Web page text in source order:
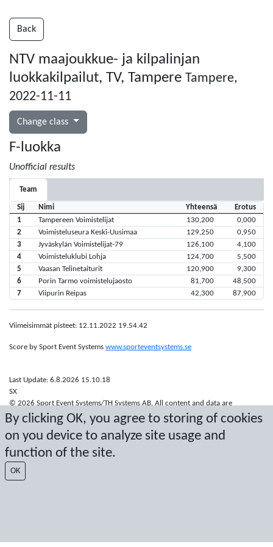
By clicking OK, you agree to storing of cookies
on you device to analyze site usage and
function of the site.
OK
Back
NTV maajoukkue- ja kilpalinjan
luokkakilpailut, TV, Tampere Tampere,
2022-11-11
Change class
F-luokka
Unofficial results
Team
Sij Nimi Yhteensä
Erotus
1
Tampereen Voimistelijat 130,200
0,000
2
Voimisteluseura Keski-Uusimaa 129,250
0,950
3
Jyväskylän Voimistelijat-79 126,100
4,100
4
Voimisteluklubi Lohja 124,700
5,500
5
Vaasan Telinetaiturit 120,900
9,300
6
Porin Tarmo voimistelujaosto 81,700
48,500
7
Viipurin Reipas 42,300 87,900
Viimeisimmät pisteet: 12.11.2022 19.54.42
Score by Sport Event Systems www.sporteventsystems.se
Last Update: 6.8.2026 15.10.18
SX
© 2026 Sport Event Systems/TH Systems AB. All content and data are
protected by copyright. No copying or redistribution allowed without prior
written permission.